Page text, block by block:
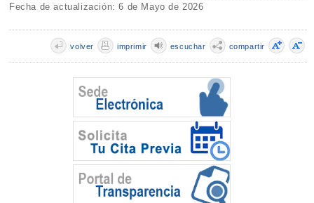
Fecha de actualización: 6 de Mayo de 2026
compartir
escuchar
imprimir
volver